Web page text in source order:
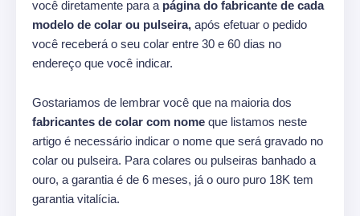
você diretamente para a página do fabricante de cada
modelo de colar ou pulseira, após efetuar o pedido
você receberá o seu colar entre 30 e 60 dias no
endereço que você indicar.
Gostariamos de lembrar você que na maioria dos
fabricantes de colar com nome que listamos neste
artigo é necessário indicar o nome que será gravado no
colar ou pulseira. Para colares ou pulseiras banhado a
ouro, a garantia é de 6 meses, já o ouro puro 18K tem
garantia vitalícia.